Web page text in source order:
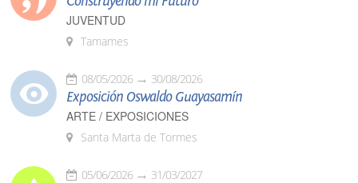
JUVENTUD
Tamames
08/05/2026 30/08/2026
Exposición Oswaldo Guayasamín
ARTE / EXPOSICIONES
Santa Marta de Tormes
05/06/2026 31/03/2027